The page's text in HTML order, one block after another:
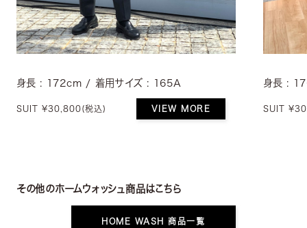
身長 : 172cm / 着用サイズ : 165A
SUIT ¥30,800(税込) VIEW MORE
身長 :
SUIT
その他のホームウォッシュ商品はこちら
HOME WASH 商品一覧